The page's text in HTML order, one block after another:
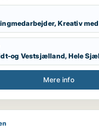
Kreativ
og Vestsjælland, Hele
Mere info
job som